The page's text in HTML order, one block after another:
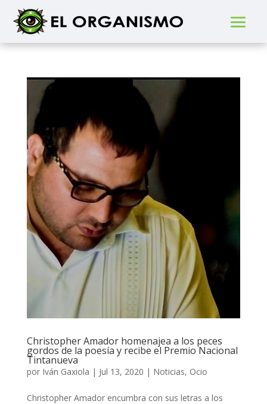
Christopher Amador homenajea a los peces
gordos de la poesía y recibe el Premio Nacional
Tintanueva
por Iván Gaxiola | Jul 13, 2020 | Noticias, Ocio
Christopher Amador encumbra con sus letras a los